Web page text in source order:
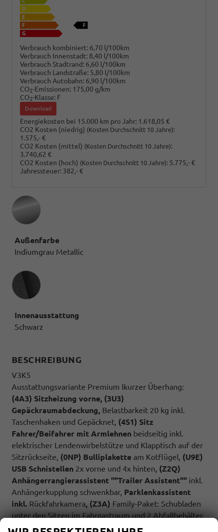
Verbrauch kombiniert: 6,70 l/100km
Verbrauch Innenstadt: 8,40 l/100km
Verbrauch Stadtrand: 6,60 l/100km
Verbrauch Landstraße: 5,80 l/100km
Verbrauch Autobahn: 6,90 l/100km
CO2-Emissionen: 175,00 g/km
CO2-Klasse: F
Download
Energiekosten bei 15.000 km pro Jahr: 1.618,05 €
CO2 Kosten (niedrig) (Kosten Durchschnitt 10 Jahre):
1.575,- €
CO2 Kosten (mittel) (Kosten Durchschnitt 10 Jahre):
3.740,62 €
CO2 Kosten (hoch) (Kosten Durchschnitt 10 Jahre): 5.775,- €
Jahressteuer: 382,- €
Außenfarbe
Indiumgrau Metallic
Innenausstattung
Innenausstattung
Schwarz
BESCHREIBUNG
V3K5
Ausstattungsvariante Premium lkurzer Überhang:
(4A3) Sitzheizung vorne, (3U3)
Gepäckraumabdeckung, Belastbarkeit 20 kg inkl.
Taschenhaken und Gepäcknet, (4S1) Sitz
Fahrer/Beifahrer mit Armlehnen beidseitig inkl.
elektrischer Lendenwirbelstütze und Klapptisch auf der
Sitzrückseite, (0NP) Bulliplakette am Kotflügel, (U9E)
USB Schnistellen 2x vorne und 4x hinten, (Z2Q)
Anhängerrangierassistent ""Trailer Assistent"" inkl.
Anhängerkupplung schwenkbar, Parklenkassistent
inkl. Rückfahrkamera, (Z3A) Family-Paket: Schubladen
unter den Sitzen im Fahrgastraum und 2 Abfallbehälter,
Multifunktionstisch/Mittelkonsole, Schiebefenster